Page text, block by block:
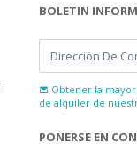
BOLETIN
Obtener la
de alquiler de
PONERSE EN